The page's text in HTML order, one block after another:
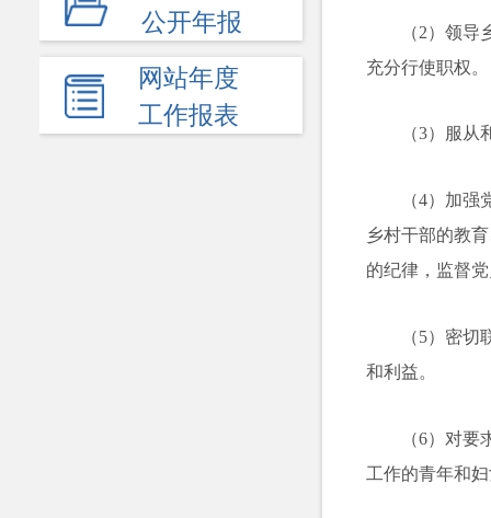
公开年报
网站年度
工作报表
（2）领
充分行使职权。
（3）服
（4）加
乡村干部的教
的纪律，监督
（5）密
和利益。
（6）对
工作的青年和